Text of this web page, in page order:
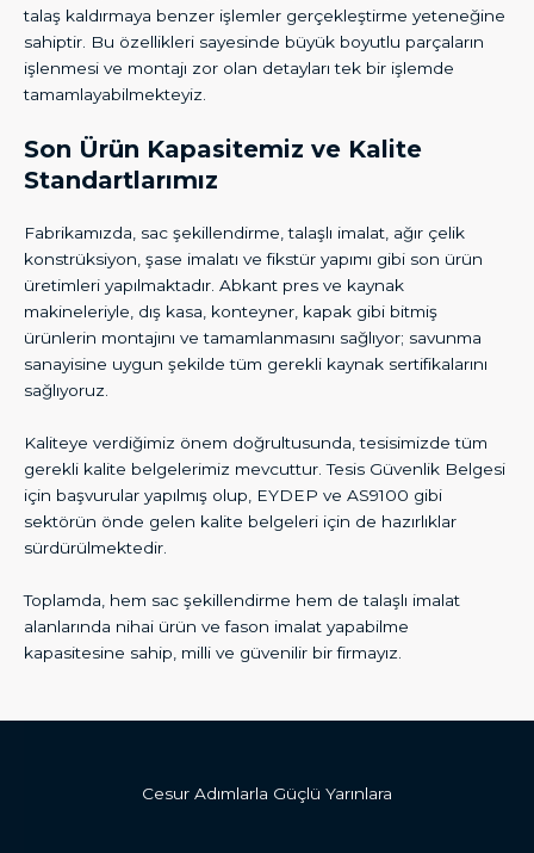
talaş kaldırmaya benzer işlemler gerçekleştirme yeteneğine
sahiptir. Bu özellikleri sayesinde büyük boyutlu parçaların
işlenmesi ve montajı zor olan detayları tek bir işlemde
tamamlayabilmekteyiz.
Son Ürün Kapasitemiz ve Kalite
Standartlarımız
Fabrikamızda, sac şekillendirme, talaşlı imalat, ağır çelik
konstrüksiyon, şase imalatı ve fikstür yapımı gibi son ürün
üretimleri yapılmaktadır. Abkant pres ve kaynak
makineleriyle, dış kasa, konteyner, kapak gibi bitmiş
ürünlerin montajını ve tamamlanmasını sağlıyor; savunma
sanayisine uygun şekilde tüm gerekli kaynak sertifikalarını
sağlıyoruz.
Kaliteye verdiğimiz önem doğrultusunda, tesisimizde tüm
gerekli kalite belgelerimiz mevcuttur. Tesis Güvenlik Belgesi
için başvurular yapılmış olup, EYDEP ve AS9100 gibi
sektörün önde gelen kalite belgeleri için de hazırlıklar
sürdürülmektedir.
Toplamda, hem sac şekillendirme hem de talaşlı imalat
alanlarında nihai ürün ve fason imalat yapabilme
kapasitesine sahip, milli ve güvenilir bir firmayız.
Cesur Adımlarla Güçlü Yarınlara